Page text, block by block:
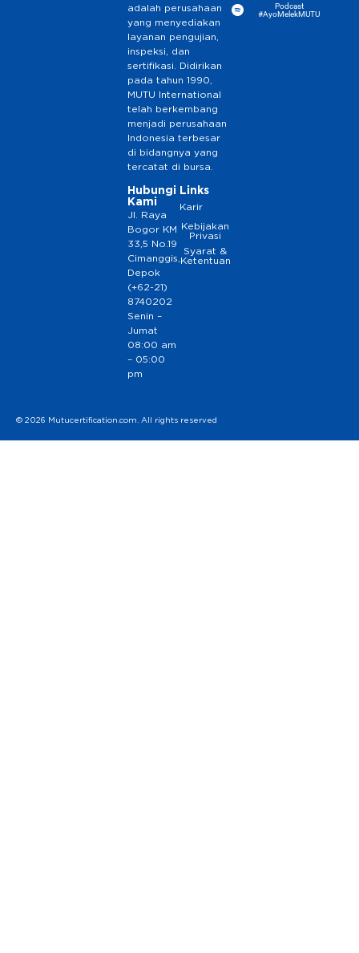
adalah perusahaan
yang menyediakan
layanan pengujian,
inspeksi, dan
sertifikasi. Didirikan
pada tahun 1990,
MUTU International
telah berkembang
menjadi perusahaan
Indonesia terbesar
di bidangnya yang
tercatat di bursa.
Hubungi
Kami
Jl. Raya
Bogor KM
33,5 No.19
Cimanggis,
Depok
(+62-21)
8740202
Senin –
Jumat
08:00 am
– 05:00
pm
Links
Karir
Kebijakan
Privasi
Syarat &
Ketentuan
Podcast
#AyoMelekMUTU
© 2026 Mutucertification.com. All rights reserved